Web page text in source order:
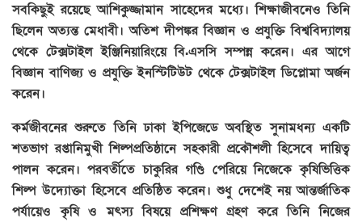
সবকিছুই রয়েছে আশিকুজ্জামান সাহেদের মধ্যে। শিক্ষাজীবনেও তিনি
ছিলেন অত্যন্ত মেধাবী। অতিশ দীপঙ্কর বিজ্ঞান ও প্রযুক্তি বিশ্ববিদ্যালয়
থেকে টেক্সটাইল ইঞ্জিনিয়ারিংয়ে বি.এসসি সম্পন্ন করেন। এর আগে
বিজ্ঞান বাণিজ্য ও প্রযুক্তি ইনস্টিটিউট থেকে টেক্সটাইল ডিপ্লোমা অর্জন
করেন।
কর্মজীবনের শুরুতে তিনি ঢাকা ইপিজেডে অবস্থিত সুনামধন্য একটি
শতভাগ রপ্তানিমুখী শিল্পপ্রতিষ্ঠানে সহকারী প্রকৌশলী হিসেবে দায়িত্ব
পালন করেন। পরবর্তীতে চাকুরির গণ্ডি পেরিয়ে নিজেকে কৃষিভিত্তিক
শিল্প উদ্যোক্তা হিসেবে প্রতিষ্ঠিত করেন। শুধু দেশেই নয় আন্তর্জাতিক
পর্যায়েও কৃষি ও মৎস্য বিষয়ে প্রশিক্ষণ গ্রহণ করে তিনি নিজের